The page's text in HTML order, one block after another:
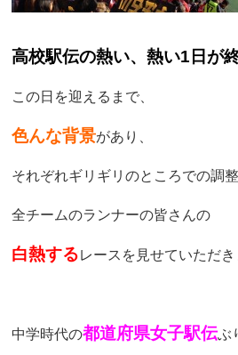
高校駅伝の熱い、熱い1日が
この日を迎えるまで、
色んな背景があり、
それぞれギリギリのところでの調
全チームのランナーの皆さんの
白熱するレースを見せていただき
中学時代の都道府県女子駅伝ぶ